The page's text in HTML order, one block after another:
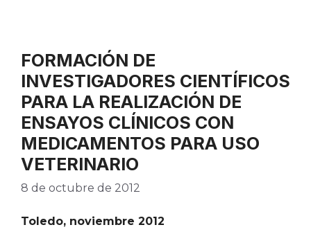
FORMACIÓN DE
INVESTIGADORES CIENTÍFICOS
PARA LA REALIZACIÓN DE
ENSAYOS CLÍNICOS CON
MEDICAMENTOS PARA USO
VETERINARIO
8 de octubre de 2012
Toledo, noviembre 2012